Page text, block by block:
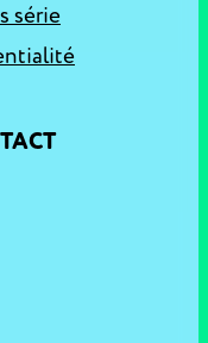
série